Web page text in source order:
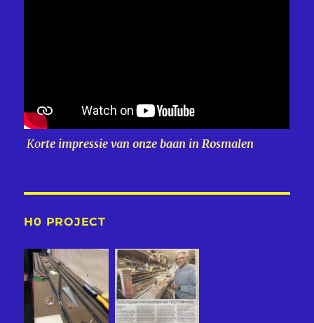
Korte impressie van onze baan in Rosmalen
H0 PROJECT